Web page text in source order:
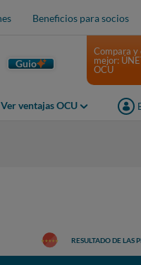
Beneficios para socios
Guio
Ver ventajas OCU
Compara y
mejor:
OCU
RESULTADO DE LAS